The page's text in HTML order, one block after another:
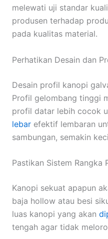
melewati uji standar
produsen terhadap
pada kualitas material.
Perhatikan Desain dan
Desain profil kanopi
Profil gelombang tinggi
profil datar lebih cocok
lebar efektif lembaran
sambungan, semakin
Pastikan Sistem Rangka
Kanopi sekuat apapun
baja hollow atau besi
luas kanopi yang akan
tengah agar tidak